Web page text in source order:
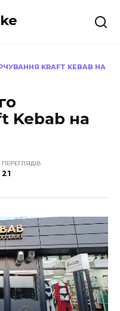
KRAFT KEBAB НА
Kebab на
ПЕРЕГЛЯДІВ
21